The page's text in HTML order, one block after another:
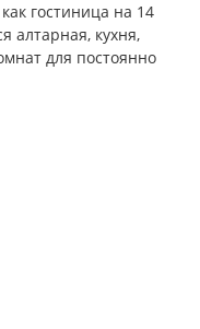
гостиница на 14
алтарная, кухня,
для постоянно